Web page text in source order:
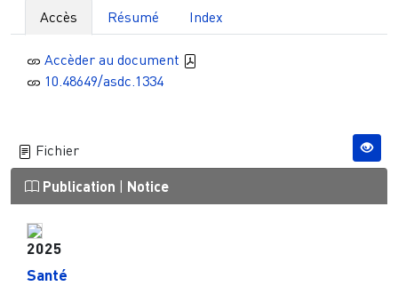
Accès Résumé Index
Accèder au document
10.48649/asdc.1334
Fichier
Publication Notice
2025
Santé